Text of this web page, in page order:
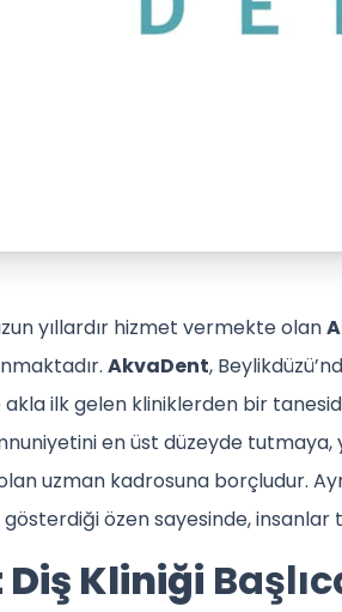
yıllardır hizmet vermekte olan
AkvaDent,
akla ilk gelen kliniklerden bir
en üst düzeyde
uzman kadrosuna borçludur.
özen sayesinde,
Kliniği